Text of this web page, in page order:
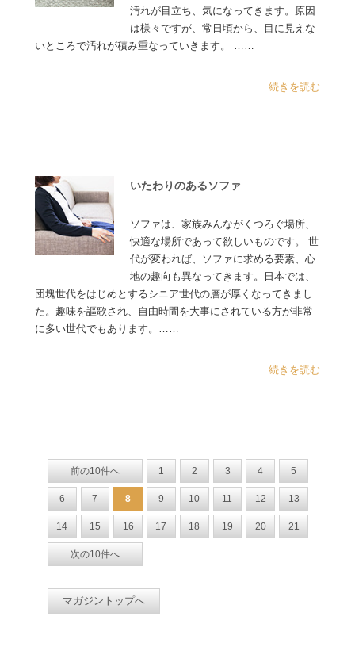
汚れが目立ち、気になってきます。原因
は様々ですが、常日頃から、目に見えな
いところで汚れが積み重なっていきます。 ……
...続きを読む
いたわりのあるソファ
ソファは、家族みんながくつろぐ場所、
快適な場所であって欲しいものです。 世
代が変われば、ソファに求める要素、心
地の趣向も異なってきます。日本では、
団塊世代をはじめとするシニア世代の層が厚くなってきまし
た。趣味を謳歌され、自由時間を大事にされている方が非常
に多い世代でもあります。……
...続きを読む
前の10件へ 1 2 3 4 5
6 7 8 9 10 11 12 13
14 15 16 17 18 19 20 21
次の10件へ
マガジントップへ